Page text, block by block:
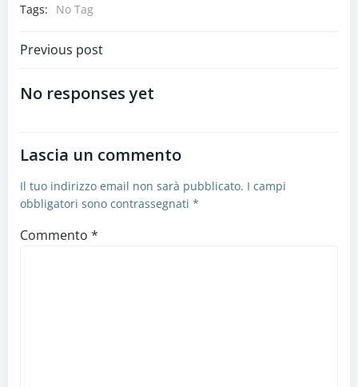
Tags:
No Tag
Navigazione
articoli
Previous post
No responses yet
Lascia un commento
Il tuo indirizzo email non sarà pubblicato. I campi
obbligatori sono contrassegnati *
Commento *